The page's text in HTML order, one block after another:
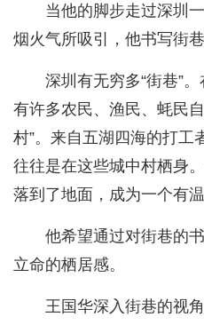
当他的脚步走过深圳
烟火气所吸引，他书写街
深圳有无穷多“街巷”
有许多农民、渔民、蚝民
村”。来自五湖四海的打工
往往是在这些城中村栖身
落到了地面，成为一个有
他希望通过对街巷的
立命的栖居感。
王国华深入街巷的视